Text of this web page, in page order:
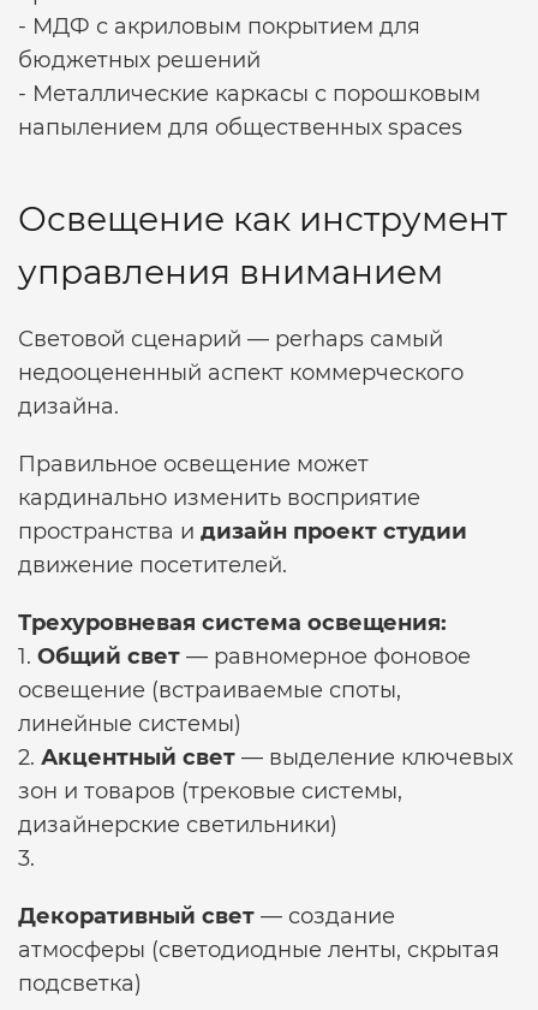
- МДФ с акриловым покрытием для
бюджетных решений
- Металлические каркасы с порошковым
напылением для общественных spaces
Освещение как инструмент
управления вниманием
Световой сценарий — perhaps самый
недооцененный аспект коммерческого
дизайна.
Правильное освещение может
кардинально изменить восприятие
пространства и дизайн проект студии
движение посетителей.
Трехуровневая система освещения:
1. Общий свет — равномерное фоновое
освещение (встраиваемые споты,
линейные системы)
2. Акцентный свет — выделение ключевых
зон и товаров (трековые системы,
дизайнерские светильники)
3.
Декоративный свет — создание
атмосферы (светодиодные ленты, скрытая
подсветка)